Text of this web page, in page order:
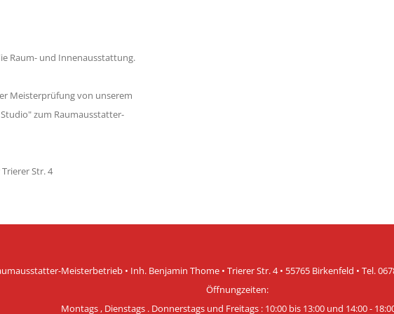
und Innenausstattung.
Meisterprüfung von unserem
zum Raumausstatter-
Str. 4
Meisterbetrieb • Inh. Benjamin Thome • Trierer Str. 4 • 55765 Birkenfeld • Tel.
Öffnungzeiten:
Montags , Dienstags . Donnerstags und Freitags : 10:00 bis 13:00 und 14:00 -